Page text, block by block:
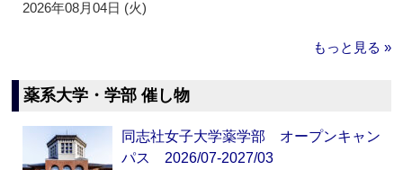
2026年08月04日 (火)
もっと見る »
薬系大学・学部 催し物
同志社女子大学薬学部 オープンキャン
パス 2026/07-2027/03